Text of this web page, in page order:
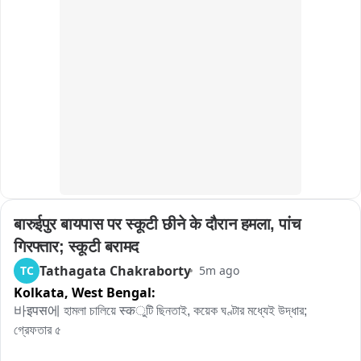
ময়নাতদন্তের জন্য হাসপাতালে পাঠানো হয়েছে。
মৃতার বাড়ি এবং যেখান থেকে দেহ উদ্ধার হয়েছে, সেই দুই জায়গাই ঘিরে রেখে তদন্ত
শুরু করেছে পুলিশ। ঘটনায় জড়িত সন্দেহে একজনকে আটক করে জিজ্ঞাসাবাদ করা
হচ্ছে。
তবে ঠিক কী কারণে অপর্ণাকে খুন করা হল? এর নেপথ্যে কি সত্যিই বিবাহ-বহির্ভূত
সম্পর্ক, নাকি রয়েছে অন্য কোনও কারণ? খুনের সঙ্গে আর কেউ জড়িত কি না, কীভাবে
এই ঘটনা ঘটল এবং দেহ বস্তাবন্দি করে জমিতে ফেলে রাখা হল কেন, সমস্ত দিক
बारुईपुर बायपास पर स्कूटी छीने के दौरान हमला, पांच
गिरफ्तार; स्कूटी बरामद
TC Tathagata Chakraborty 5m ago
Kolkata, West Bengal:
바इपस에 হামলা চালিয়ে स्कুটি ছিনতাই, কয়েক ঘণ্টার মধ্যেই উদ্ধার;
গ্রেফতার ৫